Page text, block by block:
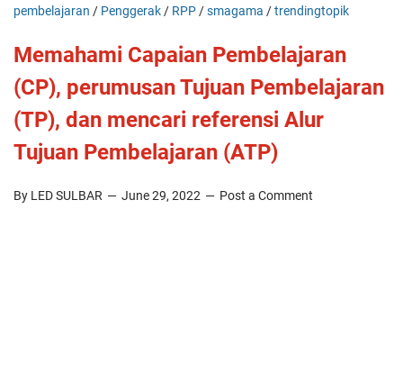
pembelajaran / Penggerak / RPP /smagama /trendingtopik
Memahami Capaian Pembelajaran
(CP), perumusan Tujuan Pembelajaran
(TP), dan mencari referensi Alur
Tujuan Pembelajaran (ATP)
By LED SULBAR June 29, 2022 Post a Comment